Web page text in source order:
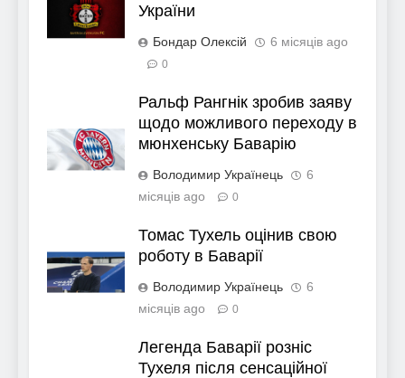
України
Бондар Олексій 6 місяців ago
0
Ральф Рангнік зробив заяву
щодо можливого переходу в
мюнхенську Баварію
Володимир Українець
6
місяців ago
0
Томас Тухель оцінив свою
роботу в Баварії
Володимир Українець
6
місяців ago
0
Легенда Баварії розніс
Тухеля після сенсаційної